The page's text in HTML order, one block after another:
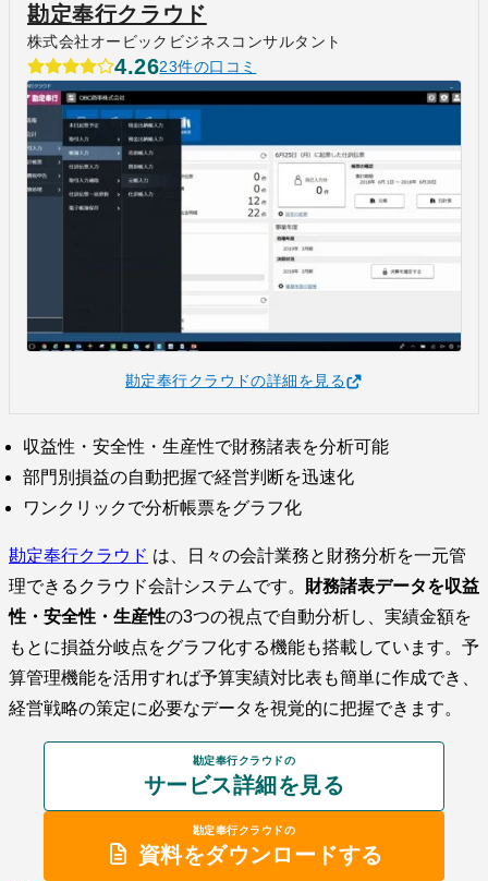
勘定奉行クラウド
株式会社オービックビジネスコンサルタント
4.2623件の口コミ
勘定奉行クラウドの詳細を見る
収益性・安全性・生産性で財務諸表を分析可能
部門別損益の自動把握で経営判断を迅速化
ワンクリックで分析帳票をグラフ化
勘定奉行クラウド は、日々の会計業務と財務分析を一元管
理できるクラウド会計システムです。 財務諸表データを収益
性・安全性・生産性の3つの視点で自動分析し、実績金額を
もとに損益分岐点をグラフ化する機能も搭載しています。予
算管理機能を活用すれば予算実績対比表も簡単に作成でき、
経営戦略の策定に必要なデータを視覚的に把握できます。
勘定奉行クラウドの
サービス詳細を見る
勘定奉行クラウドの
資料をダウンロードする